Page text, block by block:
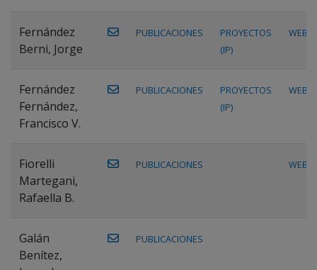
Fernández
Berni, Jorge
PUBLICACIONES
PROYECTOS
(IP)
WEB
Fernández
Fernández,
Francisco V.
PUBLICACIONES
PROYECTOS
(IP)
WEB
Fiorelli
Martegani,
Rafaella B.
PUBLICACIONES WEB
Galán
Benítez,
PUBLICACIONES